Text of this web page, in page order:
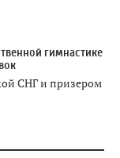
гимнастике
СНГ и призером